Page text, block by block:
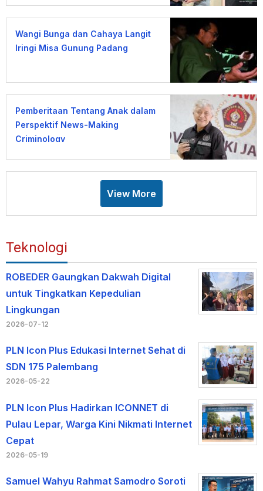
Wangi Bunga dan Cahaya Langit
Iringi Misa Gunung Padang
Pemberitaan Tentang Anak dalam
Perspektif News-Making
Criminology
View More
Teknologi
ROBEDER Gaungkan Dakwah Digital
untuk Tingkatkan Kepedulian
Lingkungan
2026-07-12
PLN Icon Plus Edukasi Internet Sehat di
SDN 175 Palembang
2026-05-22
PLN Icon Plus Hadirkan ICONNET di
Pulau Lepar, Warga Kini Nikmati Internet
Cepat
2026-05-19
Samuel Wahyu Rahmat Samodro Soroti